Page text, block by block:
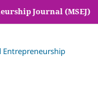
Journal (MSEJ)
Entrepreneurship